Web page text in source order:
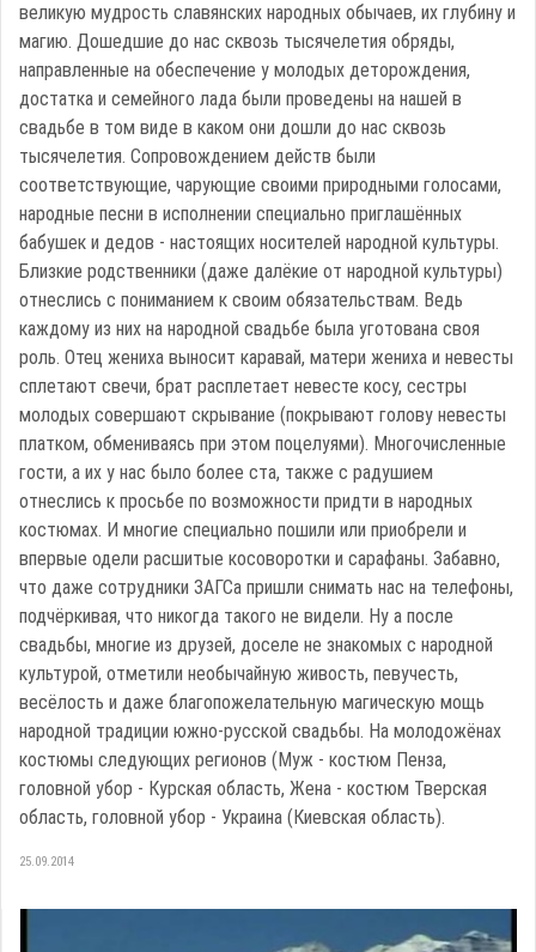
великую мудрость славянских народных обычаев, их глубину и
магию. Дошедшие до нас сквозь тысячелетия обряды,
направленные на обеспечение у молодых деторождения,
достатка и семейного лада были проведены на нашей в
свадьбе в том виде в каком они дошли до нас сквозь
тысячелетия. Сопровождением действ были
соответствующие, чарующие своими природными голосами,
народные песни в исполнении специально приглашённых
бабушек и дедов - настоящих носителей народной культуры.
Близкие родственники (даже далёкие от народной культуры)
отнеслись с пониманием к своим обязательствам. Ведь
каждому из них на народной свадьбе была уготована своя
роль. Отец жениха выносит каравай, матери жениха и невесты
сплетают свечи, брат расплетает невесте косу, сестры
молодых совершают скрывание (покрывают голову невесты
платком, обмениваясь при этом поцелуями). Многочисленные
гости, а их у нас было более ста, также с радушием
отнеслись к просьбе по возможности придти в народных
костюмах. И многие специально пошили или приобрели и
впервые одели расшитые косоворотки и сарафаны. Забавно,
что даже сотрудники ЗАГСа пришли снимать нас на телефоны,
подчёркивая, что никогда такого не видели. Ну а после
свадьбы, многие из друзей, доселе не знакомых с народной
культурой, отметили необычайную живость, певучесть,
весёлость и даже благопожелательную магическую мощь
народной традиции южно-русской свадьбы. На молодожёнах
костюмы следующих регионов (Муж - костюм Пенза,
головной убор - Курская область, Жена - костюм Тверская
область, головной убор - Украина (Киевская область).
25.09.2014